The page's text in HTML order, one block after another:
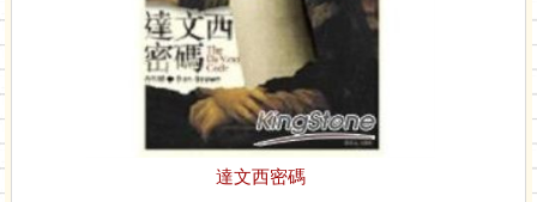
達文西密碼